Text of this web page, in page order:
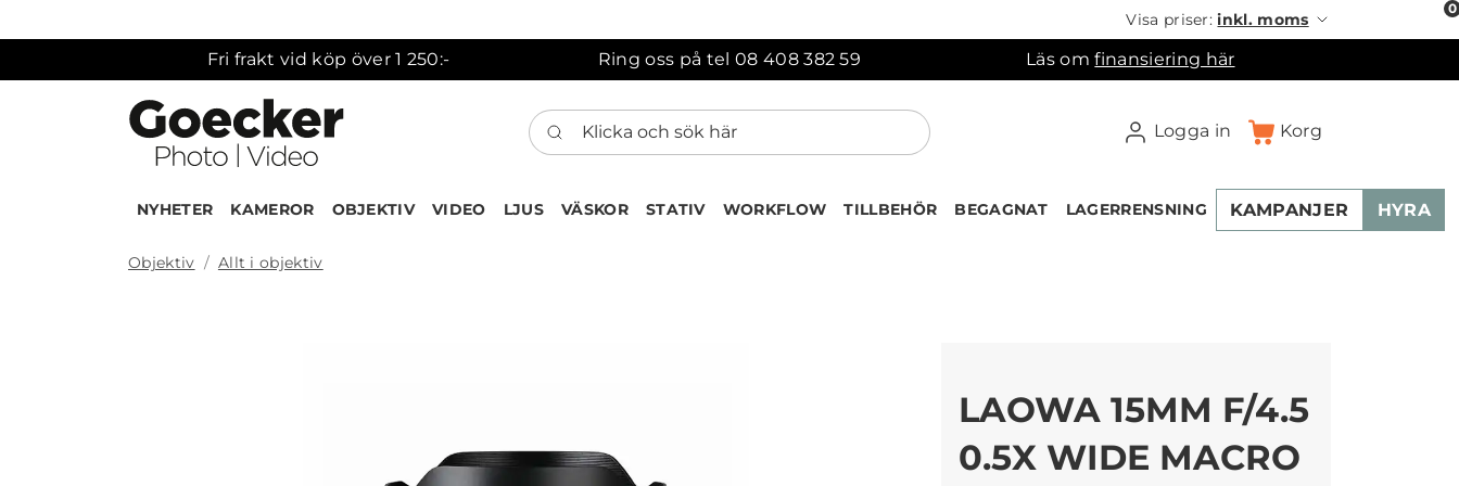
Visa priser:inkl. moms
Fri frakt vid köp över 1 250:- Ring oss på tel 08 408 382 59 Läs omfinansiering här
Klicka och sök här
Logga in Korg
0
NYHETER KAMEROR OBJEKTIV VIDEO LJUS VÄSKOR STATIV WORKFLOW TILLBEHÖR BEGAGNAT LAGERRENSNING KAMPANJER HYRA
Objektiv Allt i objektiv
LAOWA 15MM F/4.5
0.5X WIDE MACRO